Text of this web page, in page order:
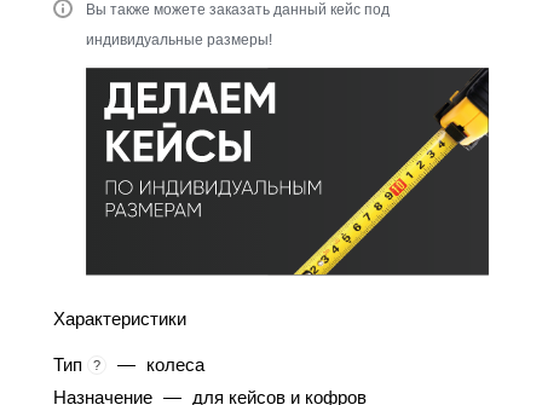
Вы также можете заказать данный кейс под
индивидуальные размеры!
Характеристики
Тип ? — колеса
Назначение — для кейсов и кофров